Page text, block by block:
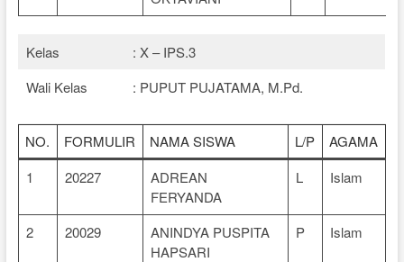
Kelas
: X – IPS.3
Wali Kelas
: PUPUT PUJATAMA, M.Pd.
NO. FORMULIR NAMA SISWA L/P
AGAMA
1
20227
ADREAN
FERYANDA
L Islam
2 20029
ANINDYA PUSPITA
HAPSARI
P Islam